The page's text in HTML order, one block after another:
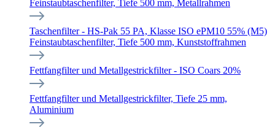
Feinstaubtaschenfilter, Tiefe 500 mm, Metallrahmen
Taschenfilter - HS-Pak 55 PA, Klasse ISO ePM10 55% (M5)
Feinstaubtaschenfilter, Tiefe 500 mm, Kunststoffrahmen
Fettfangfilter und Metallgestrickfilter - ISO Coars 20%
Fettfangfilter und Metallgestrickfilter, Tiefe 25 mm,
Aluminium